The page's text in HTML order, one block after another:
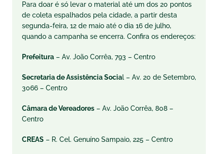
Para doar é só levar o material até um dos 20 pontos
de coleta espalhados pela cidade, a partir desta
segunda-feira, 12 de maio até o dia 16 de julho,
quando a campanha se encerra. Confira os endereços:
Prefeitura – Av. João Corrêa, 793 – Centro
Secretaria de Assistência Social – Av. 20 de Setembro,
3066 – Centro
Câmara de Vereadores – Av. João Corrêa, 808 –
Centro
CREAS – R. Cel. Genuíno Sampaio, 225 – Centro